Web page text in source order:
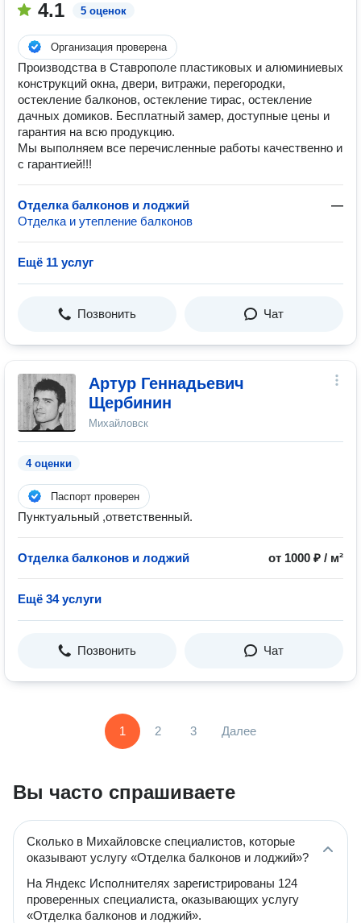
4.1 5 оценок
Организация проверена
Производства в Ставрополе пластиковых и алюминиевых
конструкций окна, двери, витражи, перегородки,
остекление балконов, остекление тирас, остекление
дачных домиков. Бесплатный замер, доступные цены и
гарантия на всю продукцию.
Мы выполняем все перечисленные работы качественно и
с гарантией!!!
Отделка балконов и лоджий
—
Отделка и утепление балконов
Ещё 11 услуг
Позвонить Чат
Артур Геннадьевич
Щербинин
Михайловск
4 оценки
Паспорт проверен
Пунктуальный ,ответственный.
Отделка балконов и лоджий от 1000 ₽ / м²
Ещё 34 услуги
Позвонить Чат
1 2 3 Далее
Вы часто спрашиваете
Сколько в Михайловске специалистов, которые
оказывают услугу «Отделка балконов и лоджий»?
На Яндекс Исполнителях зарегистрированы 124
проверенных специалиста, оказывающих услугу
«Отделка балконов и лоджий».